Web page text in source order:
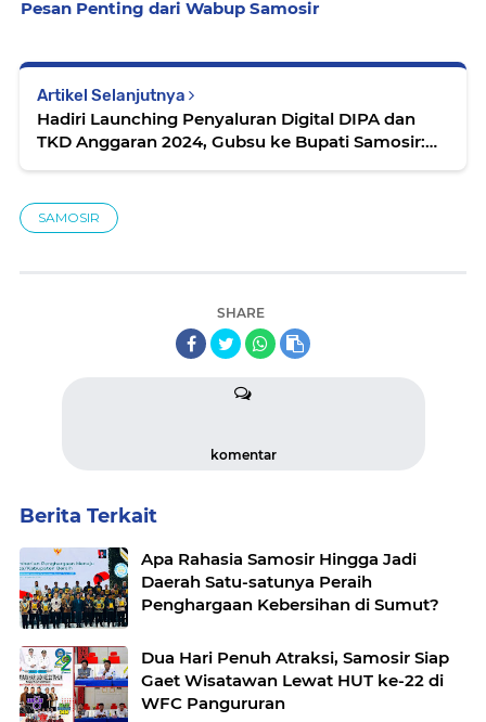
Pesan Penting dari Wabup Samosir
Artikel Selanjutnya
Hadiri Launching Penyaluran Digital DIPA dan
TKD Anggaran 2024, Gubsu ke Bupati Samosir:
SAMOSIR
SHARE
komentar
Berita Terkait
Apa Rahasia Samosir Hingga Jadi
Daerah Satu-satunya Peraih
Penghargaan Kebersihan di Sumut?
Dua Hari Penuh Atraksi, Samosir Siap
Gaet Wisatawan Lewat HUT ke-22 di
WFC Pangururan